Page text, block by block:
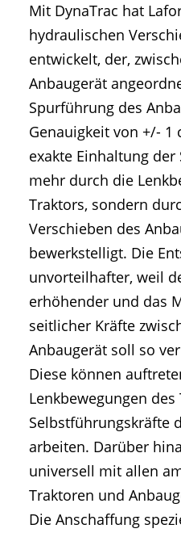
Mit DynaTrac hat
hydraulischen
entwickelt, der,
Anbaugerät
Spurführung des
Genauigkeit von +/-
exakte Einhaltung
mehr durch die
Traktors, sondern
Verschieben des
bewerkstelligt. Die
unvorteilhafter, weil
erhöhender und das
seitlicher Kräfte
Anbaugerät soll so
Diese können
Lenkbewegungen
Selbstführungskräfte
arbeiten. Darüber
universell mit allen
Traktoren und
Die Anschaffung